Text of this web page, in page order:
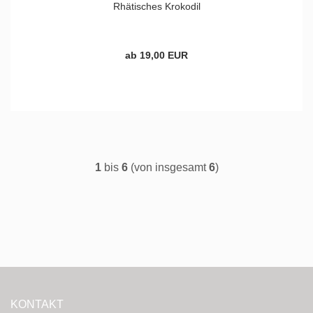
Rhätisches Krokodil
ab 19,00 EUR
1bis 6(von insgesamt6)
KONTAKT